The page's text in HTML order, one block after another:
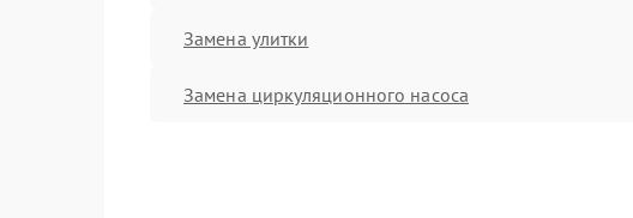
Замена улитки
Замена циркуляционного насоса